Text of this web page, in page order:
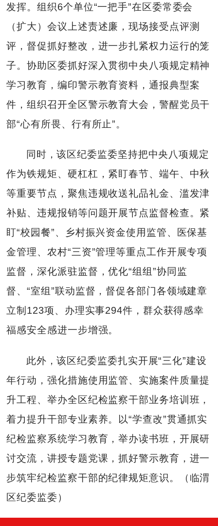
发挥。组织6个单位“一把手”在区委常委会
（扩大）会议上述责述廉，现场接受点评测
评，督促抓好整改，进一步扎紧权力运行的笼
子。协助区委抓好深入贯彻中央八项规定精神
学习教育，编印警示教育资料，通报典型案
件，组织召开全区警示教育大会，警醒党员干
部“心有所畏、行有所止”。
同时，该区纪委监委坚持把中央八项规定
作为铁规矩、硬杠杠，紧盯春节、端午、中秋
等重要节点，聚焦违规收送礼品礼金、滥发津
补贴、违规报销等问题开展节点监督检查。紧
盯“校园餐”、乡村振兴资金使用监管、医保基
金管理、农村“三资”管理等重点工作开展专项
监督，深化派驻监督，优化“组组”协同监
督、“室组”联动监督，督促各部门各领域建章
立制123项、办理实事294件，群众获得感幸
福感安全感进一步增强。
此外，该区纪委监委扎实开展“三化”建设
年行动，强化措施使用监管、实施案件质量提
升工程、举办全区纪检监察干部业务培训班，
着力提升干部专业素养。以“学查改”贯通抓实
纪检监察系统学习教育，举办读书班，开展研
讨交流，讲授专题党课，抓好警示教育，进一
步筑牢纪检监察干部的纪律规矩意识。（临渭
区纪委监委）